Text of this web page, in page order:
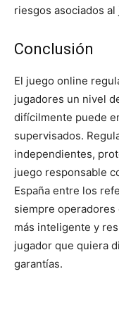
riesgos asociados al
Conclusión
El juego online
jugadores un nivel
difícilmente puede
supervisados.
independientes,
juego responsable
España entre los
siempre operadores
más inteligente y
jugador que quiera
garantías.